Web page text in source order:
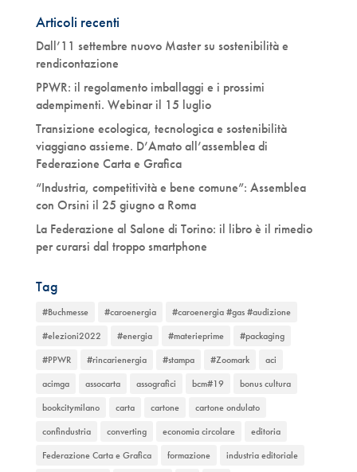
Articoli recenti
Dall’11 settembre nuovo Master su sostenibilità e
rendicontazione
PPWR: il regolamento imballaggi e i prossimi
adempimenti. Webinar il 15 luglio
Transizione ecologica, tecnologica e sostenibilità
viaggiano assieme. D’Amato all’assemblea di
Federazione Carta e Grafica
“Industria, competitività e bene comune”: Assemblea
con Orsini il 25 giugno a Roma
La Federazione al Salone di Torino: il libro è il rimedio
per curarsi dal troppo smartphone
Tag
#Buchmesse #caroenergia
#caroenergia #gas #audizione
#elezioni2022
#energia #materieprime
#packaging
#PPWR
#rincarienergia #stampa #Zoomark
aci
acimga
assocarta assografici bcm#19
bonus cultura
bookcitymilano
carta cartone
cartone ondulato
confindustria
converting economia circolare
editoria
Federazione Carta e Grafica
formazione
industria editoriale